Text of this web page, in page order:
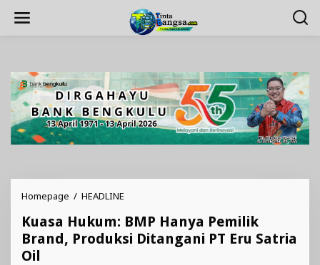
Homepage / HEADLINE
BMP
Hanya
Pemilik
Kuasa Hukum: BMP Hanya Pemilik
Brand, Produksi Ditangani PT Eru Satria
Oil